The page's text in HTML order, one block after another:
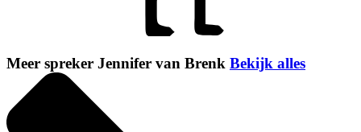
Meer spreker Jennifer van Brenk Bekijk alles